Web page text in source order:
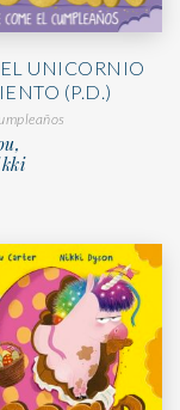
UNICORNIO
(P.D.)